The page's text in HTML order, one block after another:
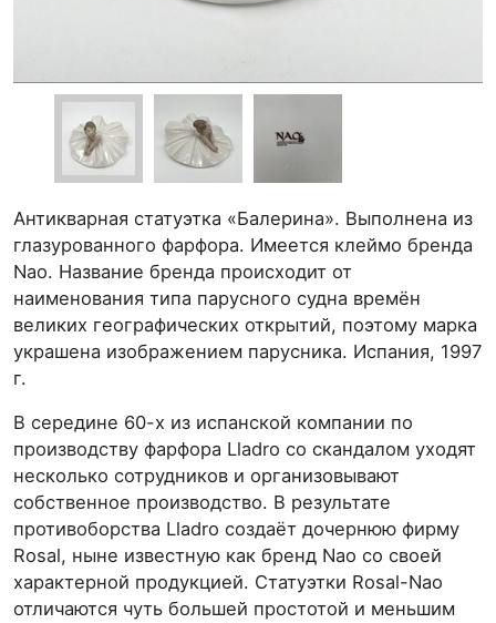
Антикварная статуэтка «Балерина». Выполнена из
глазурованного фарфора. Имеется клеймо бренда
Nao. Название бренда происходит от
наименования типа парусного судна времён
великих географических открытий, поэтому марка
украшена изображением парусника. Испания, 1997
г.
В середине 60-х из испанской компании по
производству фарфора Lladro со скандалом уходят
несколько сотрудников и организовывают
собственное производство. В результате
противоборства Lladro создаёт дочернюю фирму
Rosal, ныне известную как бренд Nao со своей
характерной продукцией. Статуэтки Rosal-Nao
отличаются чуть большей простотой и меньшим